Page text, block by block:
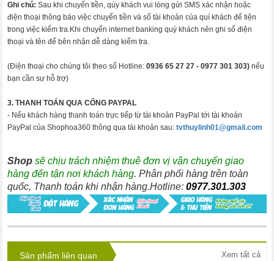
Ghi chú: Sau khi chuyển tiền, qúy khách vui lòng gửi SMS xác nhận hoặc
điện thoại thông báo việc chuyển tiền và số tài khoản của quí khách để tiện
trong việc kiểm tra.Khi chuyển internet banking quý khách nên ghi số điện
thoại và tên để bên nhận dễ dàng kiểm tra.
(Điện thoại cho chúng tôi theo số Hotline:0936 65 27 27 -0977 301 303) nếu
bạn cần sự hỗ trợ)
3. THANH TOÁN QUA CỔNG PAYPAL
- Nếu khách hàng thanh toán trực tiếp từ tài khoản PayPal tới tài khoản
PayPal của Shophoa360 thông qua tài khoản sau:tvthuylinh01@gmail.com
Shop sẽ chịu trách nhiệm thuê đơn vị vận chuyển giao
hàng đến tận nơi khách hàng. Phân phối hàng trên toàn
quốc, Thanh toán khi nhận hàng.Hotline:0977.301.303
Sản phẩm liên quan Xem tất cả